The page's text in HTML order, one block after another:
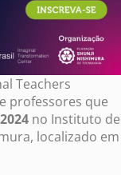
Teachers
professores que
no Instituto de
localizado em